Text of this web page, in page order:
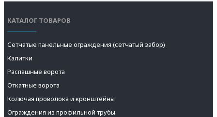
КАТАЛОГ ТОВАРОВ
Сетчатые панельные ограждения (сетчатый забор)
Калитки
Распашные ворота
Откатные ворота
Колючая проволока и кронштейны
Ограждения из профильной трубы